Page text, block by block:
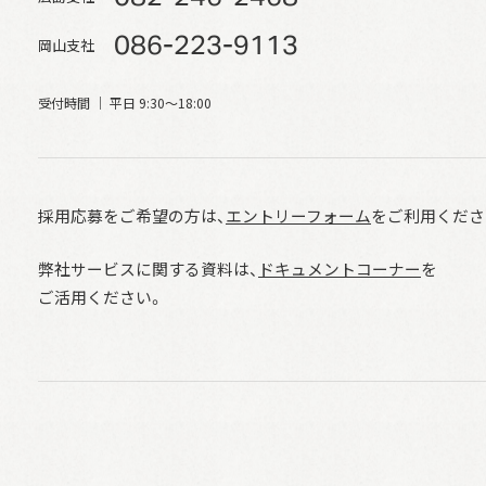
岡山支社 086-223-9113
受付時間 ｜ 平日 9:30〜18:00
採用応募をご希望の方は、 エントリーフォームをご利用くだ
弊社サービスに関する資料は、 ドキュメントコーナーを
ご活用ください。